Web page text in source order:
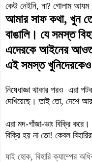
কেউ নেইনি, না? গোলাম আযম
আমার সাফ কথা, খুন
বাঙালি। যে সমস্ত
এদেরকে আইনের
এই সমস্ত খুনিদেরকেও
নিষেধাজ্ঞা থাকার পরও এরা
দেখিয়েছে। তাই তো, দেশে
এরা মদ-গাঁজা-ভাং বিক্রি
বিক্রি হয় না তো! কেবল
যাই হোক, বিহারি ক্যাম্পের